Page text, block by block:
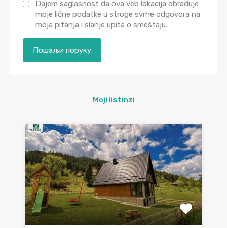
Dajem saglasnost da ova veb lokacija obrađuje
moje lične podatke u stroge svrhe odgovora na
moja pitanja i slanje upita o smeštaju.
Moji listinzi